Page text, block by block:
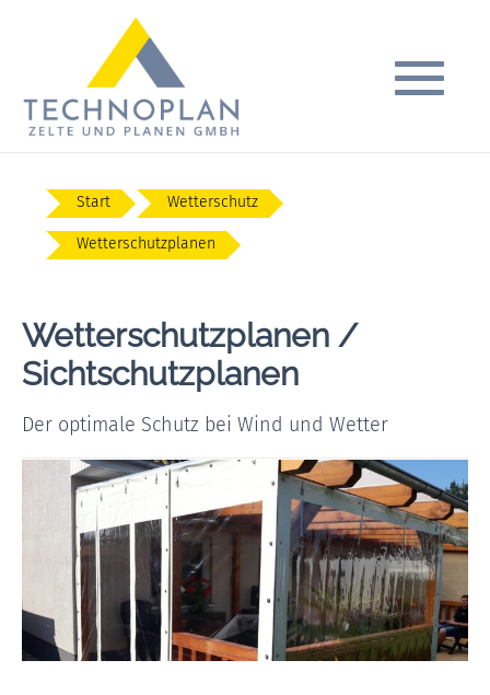
Start Wetterschutz
Wetterschutzplanen
Wetterschutzplanen /
Sichtschutzplanen
Der optimale Schutz bei Wind und Wetter